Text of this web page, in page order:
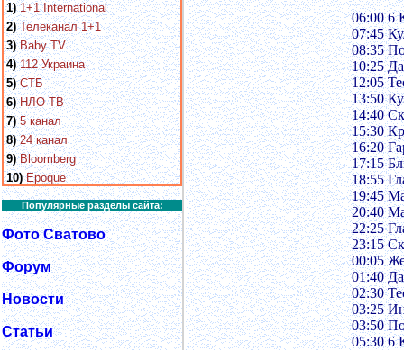
1) 1+1 International
2) Телеканал 1+1
3) Baby TV
4) 112 Украина
5) СТБ
6) НЛО-ТВ
7) 5 канал
8) 24 канал
9) Bloomberg
10) Epoque
Популярные разделы сайта:
Фото Сватово
Форум
Новости
Статьи
06:00 6
07:45
08:35
10:25
12:05
13:50
14:40
15:30
16:20
17:15
18:55
19:45
20:40
22:25
23:15
00:05
01:40
02:30
03:25
03:50
05:30 6